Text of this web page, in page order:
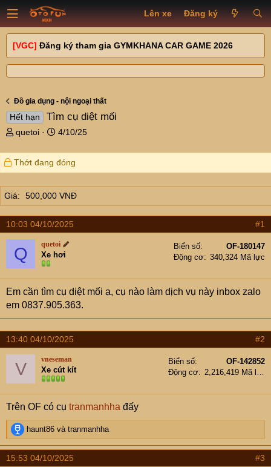
Lên xe Đăng ký
[VGC] Đăng ký tham gia GYMKHANA CAR GAME 2026
Đồ gia dụng - nội ngoại thất
Hết hạn Tìm cụ diệt mối
T
r
e
d
s
a
r
t
e
r
quetoi
N
à
y
ử
4/10/25
Thớt đang đóng
Giá 500,000 VNĐ
10:03 04/10/2025 #1
Q quetoi
Xe hơi
Biển số
OF-180147
Động cơ
340,324 Mã lực
Em cần tìm cụ diệt mối ạ, cụ nào làm dịch vụ này inbox zalo
em 0837.905.363.
13:40 04/10/2025 #2
V vneseman
Xe cút kít
Biển số
OF-142852
Động cơ
2,216,419 Mã lực
Trên OF có cụ tranmanhha đấy
R
e
a
c
haunt86 và tranmanhha
15:53 04/10/2025 #3